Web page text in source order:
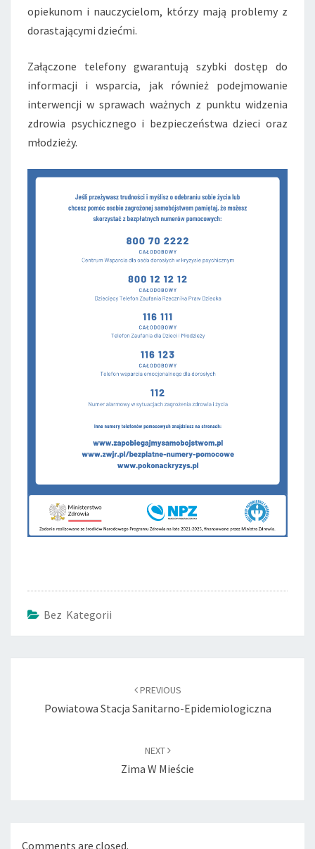
opiekunom i nauczycielom, którzy mają problemy z
dorastającymi dziećmi.
Załączone telefony gwarantują szybki dostęp do
informacji i wsparcia, jak również podejmowanie
interwencji w sprawach ważnych z punktu widzenia
zdrowia psychicznego i bezpieczeństwa dzieci oraz
młodzieży.
Bez Kategorii
PREVIOUS
Powiatowa Stacja Sanitarno-Epidemiologiczna
NEXT
Zima W Mieście
Comments are closed.